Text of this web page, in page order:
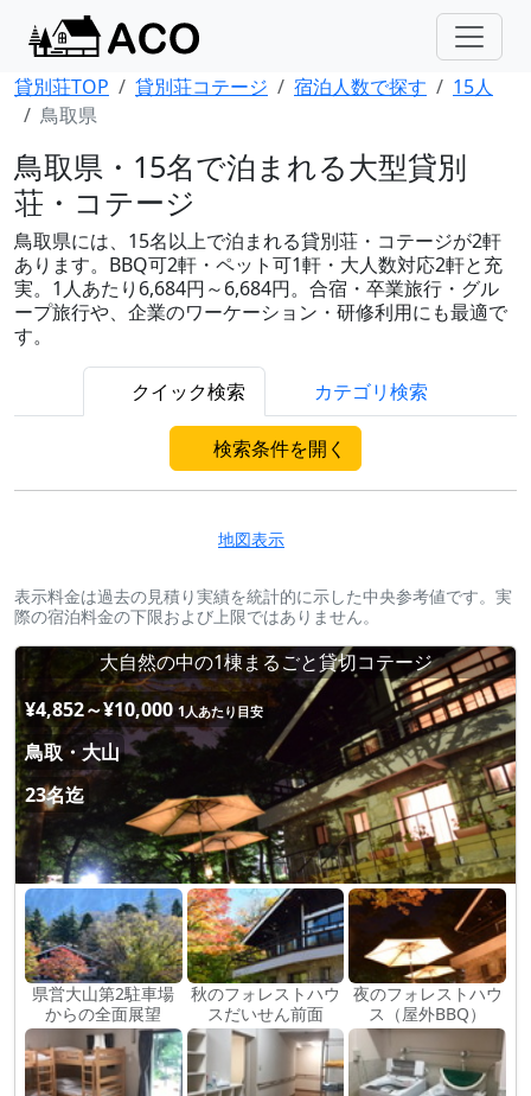
貸別荘TOP 貸別荘コテージ 宿泊人数で探す
15人
鳥取県
鳥取県・15名で泊まれる大型貸別
荘・コテージ
鳥取県には、15名以上で泊まれる貸別荘・コテージが2軒
あります。BBQ可2軒・ペット可1軒・大人数対応2軒と充
実。1人あたり6,684円～6,684円。合宿・卒業旅行・グル
ープ旅行や、企業のワーケーション・研修利用にも最適で
す。
クイック検索 カテゴリ検索
検索条件を開く
地図表示
表示料金は過去の見積り実績を統計的に示した中央参考値です。実
際の宿泊料金の下限および上限ではありません。
大自然の中の1棟まるごと貸切コテージ
¥4,852～¥10,000 1人あたり目安
鳥取・大山
23名迄
県営大山第2駐車場
からの全面展望
秋のフォレストハウ
スだいせん前面
夜のフォレストハウ
ス（屋外BBQ）